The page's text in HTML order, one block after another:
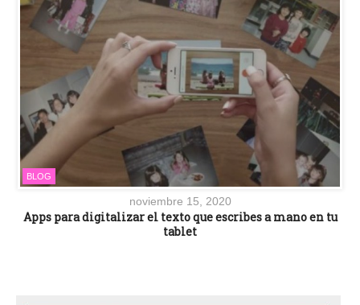
BLOG
noviembre 15, 2020
Apps para digitalizar el texto que escribes a mano en tu
tablet